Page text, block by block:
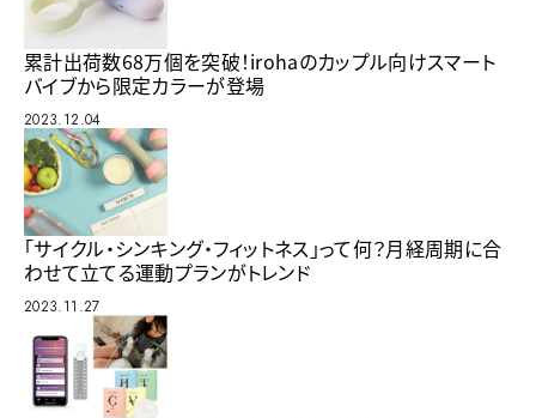
累計出荷数68万個を突破！irohaのカップル向けスマート
バイブから限定カラーが登場
2023.12.04
「サイクル・シンキング・フィットネス」って何？月経周期に合
わせて立てる運動プランがトレンド
2023.11.27